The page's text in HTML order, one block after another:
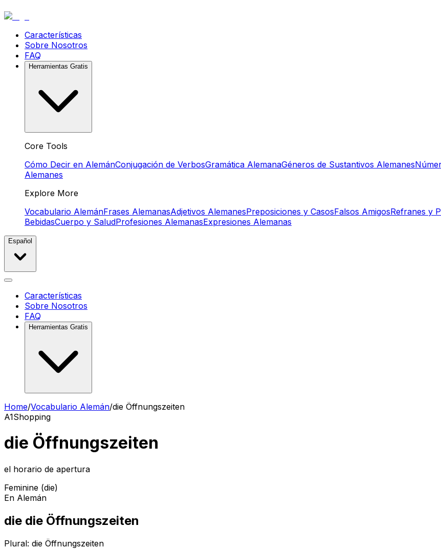
Características
Sobre Nosotros
FAQ
Herramientas Gratis
Core Tools
Cómo Decir en AlemánConjugación de VerbosGramática AlemanaGéneros de Sustantivos Alemanes
Alemanes
Explore More
Vocabulario AlemánFrases AlemanasAdjetivos AlemanesPreposiciones y CasosFalsos AmigosRefranes y
BebidasCuerpo y SaludProfesiones AlemanasExpresiones Alemanas
Español
Características
Sobre Nosotros
FAQ
Herramientas Gratis
Home/Vocabulario Alemán/die Öffnungszeiten
A1Shopping
die Öffnungszeiten
el horario de apertura
Feminine (die)
En Alemán
die die Öffnungszeiten
Plural: die Öffnungszeiten